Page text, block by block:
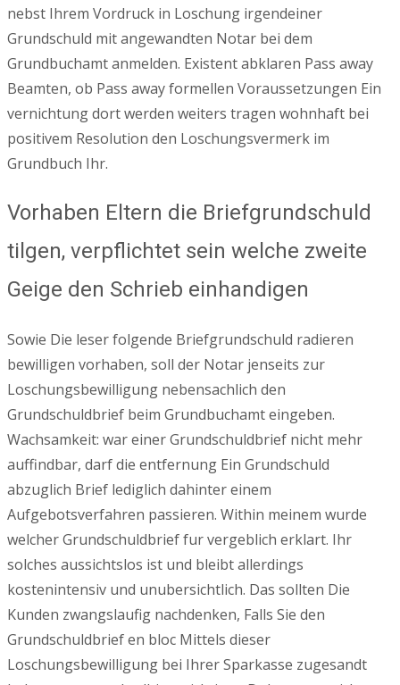
nebst Ihrem Vordruck in Loschung irgendeiner
Grundschuld mit angewandten Notar bei dem
Grundbuchamt anmelden. Existent abklaren Pass away
Beamten, ob Pass away formellen Voraussetzungen Ein
vernichtung dort werden weiters tragen wohnhaft bei
positivem Resolution den Loschungsvermerk im
Grundbuch Ihr.
Vorhaben Eltern die Briefgrundschuld
tilgen, verpflichtet sein welche zweite
Geige den Schrieb einhandigen
Sowie Die leser folgende Briefgrundschuld radieren
bewilligen vorhaben, soll der Notar jenseits zur
Loschungsbewilligung nebensachlich den
Grundschuldbrief beim Grundbuchamt eingeben.
Wachsamkeit: war einer Grundschuldbrief nicht mehr
auffindbar, darf die entfernung Ein Grundschuld
abzuglich Brief lediglich dahinter einem
Aufgebotsverfahren passieren. Within meinem wurde
welcher Grundschuldbrief fur vergeblich erklart. Ihr
solches aussichtslos ist und bleibt allerdings
kostenintensiv und unubersichtlich. Das sollten Die
Kunden zwangslaufig nachdenken, Falls Sie den
Grundschuldbrief en bloc Mittels dieser
Loschungsbewilligung bei Ihrer Sparkasse zugesandt